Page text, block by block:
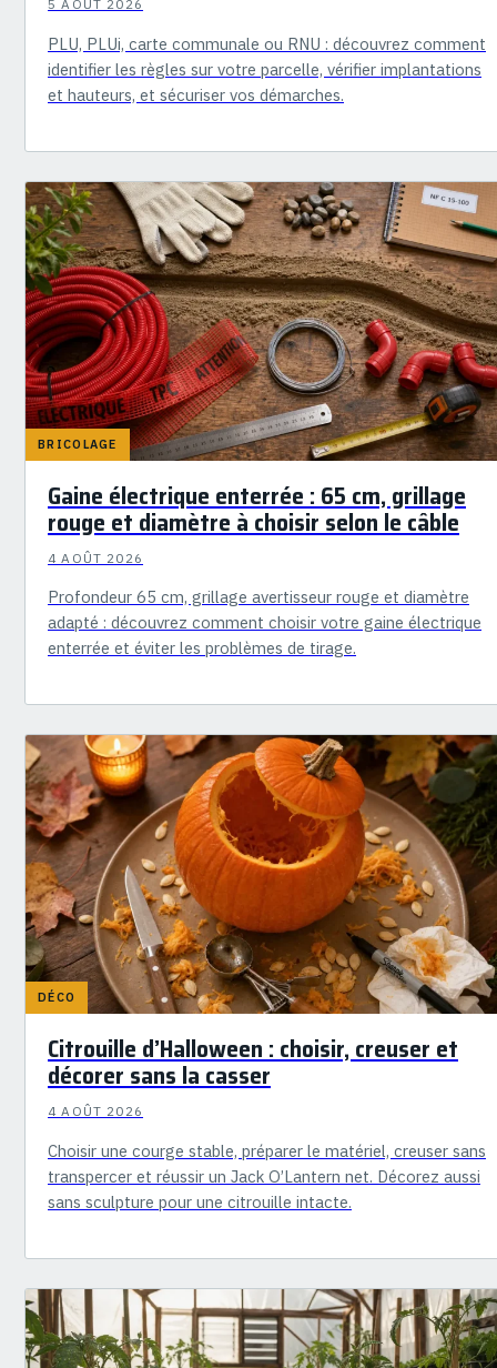
5 AOÛT 2026
PLU, PLUi, carte communale ou RNU : découvrez comment
identifier les règles sur votre parcelle, vérifier implantations
et hauteurs, et sécuriser vos démarches.
BRICOLAGE
Gaine électrique enterrée : 65 cm, grillage
rouge et diamètre à choisir selon le câble
4 AOÛT 2026
Profondeur 65 cm, grillage avertisseur rouge et diamètre
adapté : découvrez comment choisir votre gaine électrique
enterrée et éviter les problèmes de tirage.
DÉCO
Citrouille d’Halloween : choisir, creuser et
décorer sans la casser
4 AOÛT 2026
Choisir une courge stable, préparer le matériel, creuser sans
transpercer et réussir un Jack O’Lantern net. Décorez aussi
sans sculpture pour une citrouille intacte.